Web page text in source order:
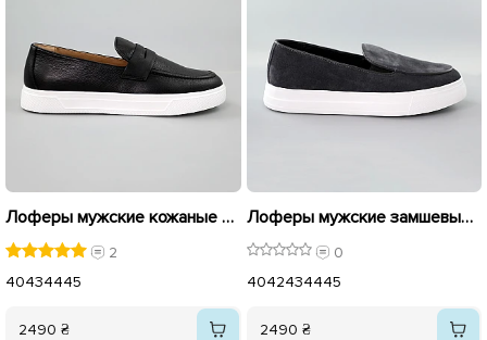
Лоферы мужские кожаные 586630 Черные
2
40434445
2490 ₴
Лоферы мужские замшевые 591534 Серые
0
4042434445
2490 ₴